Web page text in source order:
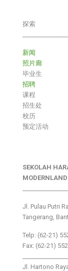
探索
新闻
照片廊
毕业生
招聘
课程
招生处
校历
预定活动
SEKOLAH
MODERNLAND
Jl. Pulau Putri
Tangerang,
Telp: (62-21)
Fax: (62-21)
Jl. Hartono